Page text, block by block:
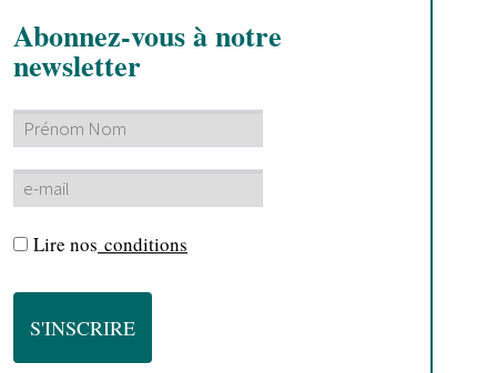
Abonnez-vous à notre
newsletter
Lire nos conditions